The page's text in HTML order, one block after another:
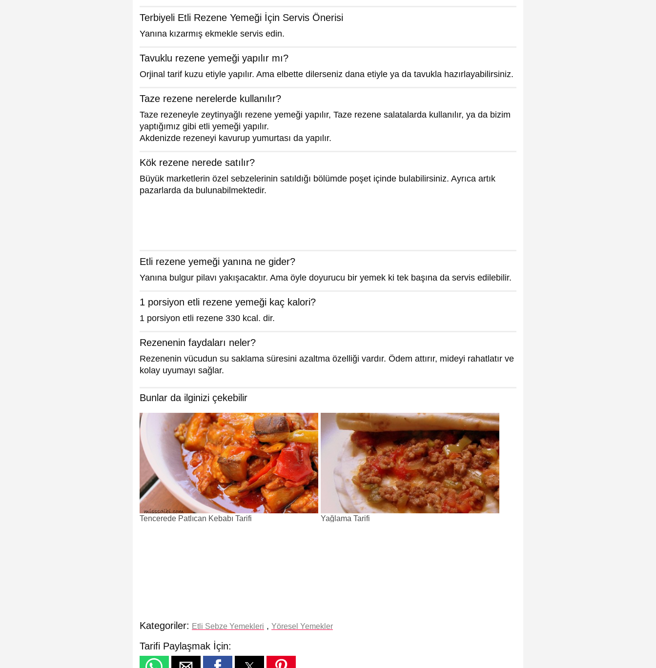
Terbiyeli Etli Rezene Yemeği İçin Servis Önerisi
Yanına kızarmış ekmekle servis edin.
Tavuklu rezene yemeği yapılır mı?
Orjinal tarif kuzu etiyle yapılır. Ama elbette dilerseniz dana etiyle ya da tavukla hazırlayabilirsiniz.
Taze rezene nerelerde kullanılır?
Taze rezeneyle zeytinyağlı rezene yemeği yapılır, Taze rezene salatalarda kullanılır, ya da bizim
yaptığımız gibi etli yemeği yapılır.
Akdenizde rezeneyi kavurup yumurtası da yapılır.
Kök rezene nerede satılır?
Büyük marketlerin özel sebzelerinin satıldığı bölümde poşet içinde bulabilirsiniz. Ayrıca artık
pazarlarda da bulunabilmektedir.
Etli rezene yemeği yanına ne gider?
Yanına bulgur pilavı yakışacaktır. Ama öyle doyurucu bir yemek ki tek başına da servis edilebilir.
1 porsiyon etli rezene yemeği kaç kalori?
1 porsiyon etli rezene 330 kcal. dir.
Rezenenin faydaları neler?
Rezenenin vücudun su saklama süresini azaltma özelliği vardır. Ödem attırır, mideyi rahatlatır ve
kolay uyumayı sağlar.
Bunlar da ilginizi çekebilir
Tencerede Patlıcan Kebabı Tarifi Yağlama Tarifi
Kategoriler: Etli Sebze Yemekleri , Yöresel Yemekler
Tarifi Paylaşmak İçin: